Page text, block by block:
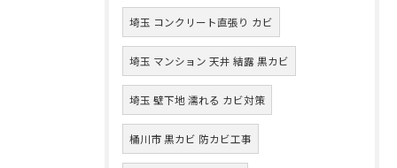
埼玉 コンクリート直張り カビ
埼玉 マンション 天井 結露 黒カビ
埼玉 壁下地 濡れる カビ対策
桶川市 黒カビ 防カビ工事